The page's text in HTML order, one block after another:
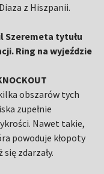
z Hiszpanii.
Szeremeta tytułu
Ring na wyjeździe
obszarów tych
zupełnie
Nawet takie,
powoduje kłopoty
zdarzały.